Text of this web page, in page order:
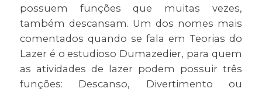
possuem funções que muitas vezes,
também descansam. Um dos nomes mais
comentados quando se fala em Teorias do
Lazer é o estudioso Dumazedier, para quem
as atividades de lazer podem possuir três
funções: Descanso, Divertimento ou